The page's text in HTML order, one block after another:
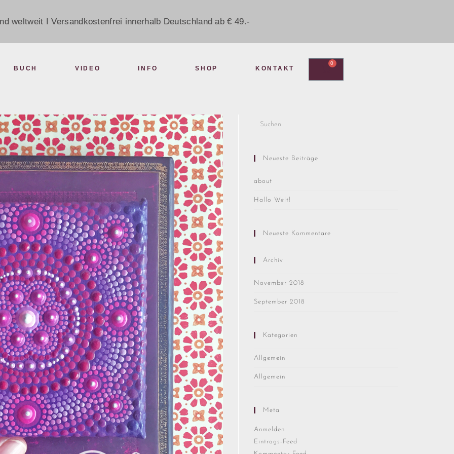
weltweit I Versandkostenfrei innerhalb Deutschland ab € 49.-
BUCH VIDEO INFO SHOP KONTAKT
0
Neueste Beiträge
about
Hallo Welt!
Neueste Kommentare
Archiv
November 2018
September 2018
Kategorien
Allgemein
Allgemein
Meta
Anmelden
Eintrags-Feed